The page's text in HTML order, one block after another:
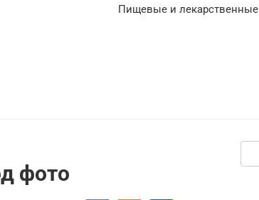
Пищевые и лекарственные
фото